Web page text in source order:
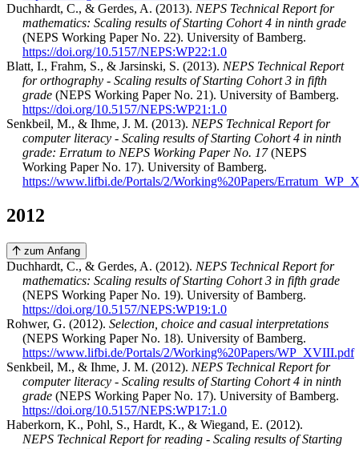
Duchhardt, C., & Gerdes, A. (2013). NEPS Technical Report for
mathematics: Scaling results of Starting Cohort 4 in ninth grade
(NEPS Working Paper No. 22). University of Bamberg.
https://doi.org/10.5157/NEPS:WP22:1.0
Blatt, I., Frahm, S., & Jarsinski, S. (2013). NEPS Technical Report
for orthography - Scaling results of Starting Cohort 3 in fifth
grade (NEPS Working Paper No. 21). University of Bamberg.
https://doi.org/10.5157/NEPS:WP21:1.0
Senkbeil, M., & Ihme, J. M. (2013). NEPS Technical Report for
computer literacy - Scaling results of Starting Cohort 4 in ninth
grade: Erratum to NEPS Working Paper No. 17(NEPS
Working Paper No. 17). University of Bamberg.
https://www.lifbi.de/Portals/2/Working%20Papers/
2012
zum Anfang
Duchhardt, C., & Gerdes, A. (2012). NEPS Technical Report for
mathematics: Scaling results of Starting Cohort 3 in fifth grade
(NEPS Working Paper No. 19). University of Bamberg.
https://doi.org/10.5157/NEPS:WP19:1.0
Rohwer, G. (2012). Selection, choice and casual interpretations
(NEPS Working Paper No. 18). University of Bamberg.
https://www.lifbi.de/Portals/2/Working%20Papers/WP_XVIII.pdf
Senkbeil, M., & Ihme, J. M. (2012). NEPS Technical Report for
computer literacy - Scaling results of Starting Cohort 4 in ninth
grade (NEPS Working Paper No. 17). University of Bamberg.
https://doi.org/10.5157/NEPS:WP17:1.0
Haberkorn, K., Pohl, S., Hardt, K., & Wiegand, E. (2012).
NEPS Technical Report for reading - Scaling results of Starting